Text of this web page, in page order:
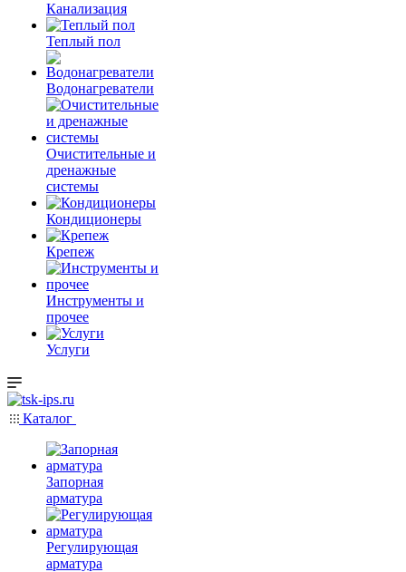
Канализация
Теплый пол
Водонагреватели
Очистительные и
дренажные
системы
Кондиционеры
Крепеж
Инструменты и
прочее
Услуги
Каталог
Запорная
арматура
Регулирующая
арматура